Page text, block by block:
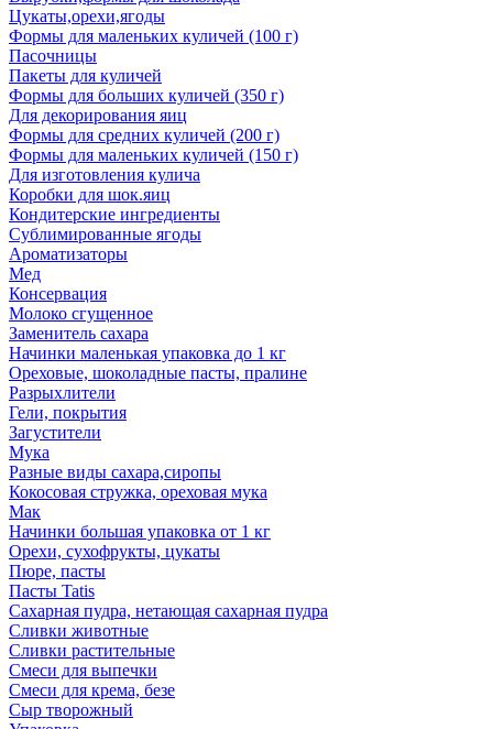
Цукаты,орехи,ягоды
Формы для маленьких куличей (100 г)
Пасочницы
Пакеты для куличей
Формы для больших куличей (350 г)
Для декорирования яиц
Формы для средних куличей (200 г)
Формы для маленьких куличей (150 г)
Для изготовления кулича
Коробки для шок.яиц
Кондитерские ингредиенты
Сублимированные ягоды
Ароматизаторы
Мед
Консервация
Молоко сгущенное
Заменитель сахара
Начинки маленькая упаковка до 1 кг
Ореховые, шоколадные пасты, пралине
Разрыхлители
Гели, покрытия
Загустители
Мука
Разные виды сахара,сиропы
Кокосовая стружка, ореховая мука
Мак
Начинки большая упаковка от 1 кг
Орехи, сухофрукты, цукаты
Пюре, пасты
Пасты Tatis
Сахарная пудра, нетающая сахарная пудра
Сливки животные
Сливки растительные
Смеси для выпечки
Смеси для крема, безе
Сыр творожный